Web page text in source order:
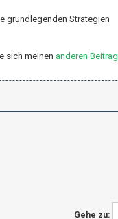
grundlegenden Strategien
sich meinen anderen Beitrag
Gehe zu: